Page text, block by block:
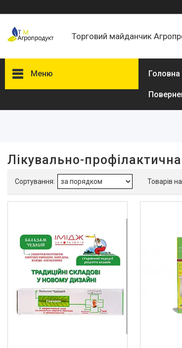
Торговий майданчик
Меню
Так 4
Виробник
Товари та послуги
Про нас
Відгуки
Головна
Лікувально-профілактична